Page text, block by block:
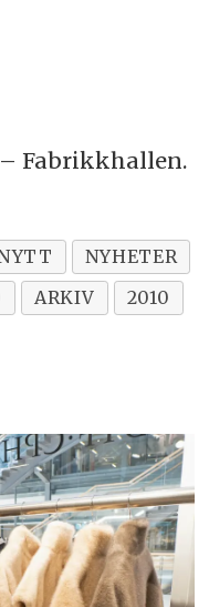
Fabrikkhallen.
NYHETER
ARKIV
2010